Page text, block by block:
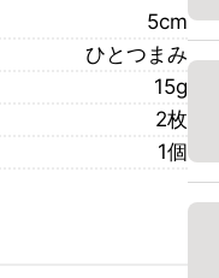
5cm
ひとつまみ
15g
2枚
1個